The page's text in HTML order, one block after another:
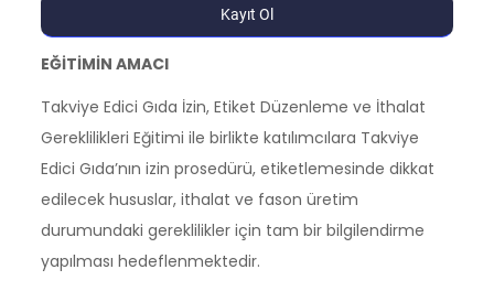
Kayıt Ol
EĞİTİMİN AMACI
Takviye Edici Gıda İzin, Etiket Düzenleme ve İthalat
Gereklilikleri Eğitimi ile birlikte katılımcılara Takviye
Edici Gıda’nın izin prosedürü, etiketlemesinde dikkat
edilecek hususlar, ithalat ve fason üretim
durumundaki gereklilikler için tam bir bilgilendirme
yapılması hedeflenmektedir.